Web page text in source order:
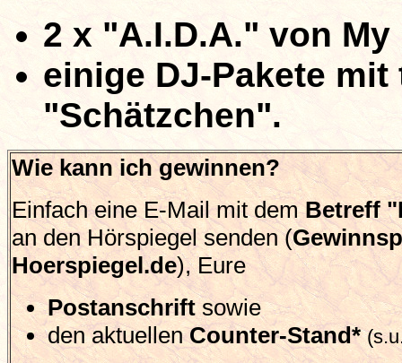
2 x "A.I.D.A." von
einige DJ-Pakete
"Schätzchen".
Wie kann ich gewinnen?
Einfach eine E-Mail mit demBetreff
an den Hörspiegel senden (
Hoerspiegel.de), Eure
Postanschriftsowie
den aktuellenCounter-Stand*